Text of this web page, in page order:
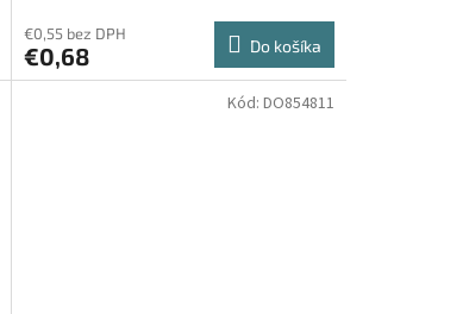
€0,55 bez DPH
€0,68 Do košíka
Kód: DO854811